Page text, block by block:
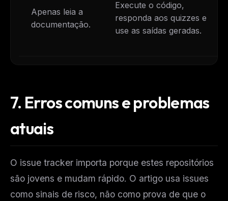
Apenas leia a
documentação.
Execute o código,
responda aos quizzes e
use as saídas geradas.
7. Erros comuns e problemas
atuais
O issue tracker importa porque estes repositórios
são jovens e mudam rápido. O artigo usa issues
como sinais de risco, não como prova de que o